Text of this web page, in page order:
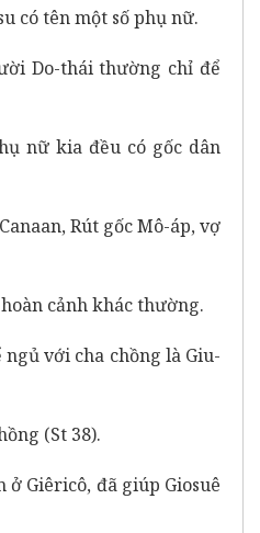
có tên một số phụ nữ.
Do-thái thường chỉ để
nữ kia đều có gốc dân
Rút gốc Mô-áp, vợ
cảnh khác thường.
với cha chồng là Giu-
(St 38).
ở Giêricô, đã giúp Giosuê